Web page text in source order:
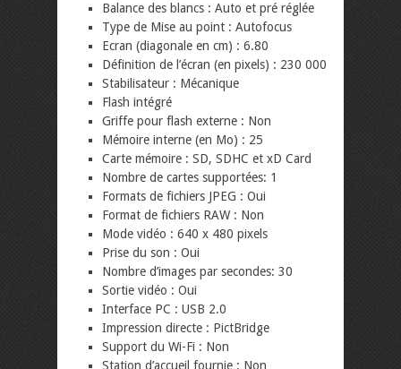
Balance des blancs : Auto et pré réglée
Type de Mise au point : Autofocus
Ecran (diagonale en cm) : 6.80
Définition de l’écran (en pixels) : 230 000
Stabilisateur : Mécanique
Flash intégré
Griffe pour flash externe : Non
Mémoire interne (en Mo) : 25
Carte mémoire : SD, SDHC et xD Card
Nombre de cartes supportées: 1
Formats de fichiers JPEG : Oui
Format de fichiers RAW : Non
Mode vidéo : 640 x 480 pixels
Prise du son : Oui
Nombre d’images par secondes: 30
Sortie vidéo : Oui
Interface PC : USB 2.0
Impression directe : PictBridge
Support du Wi-Fi : Non
Station d’accueil fournie : Non